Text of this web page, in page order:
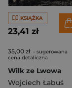
KSIĄŻKA
23,41 zł
35,00 zł - sugerowana
cena detaliczna
Wilk ze Lwowa
Wojciech Łabuś